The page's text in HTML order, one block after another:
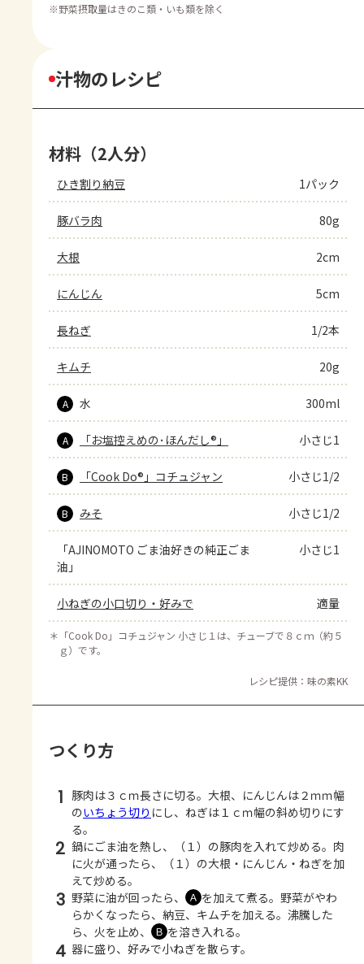
※野菜摂取量はきのこ類・いも類を除く
汁物のレシピ
材料（2人分）
ひき割り納豆 1パック
豚バラ肉 80g
大根 2cm
にんじん 5cm
長ねぎ 1/2本
キムチ 20g
A 水 300ml
A 「お塩控えめの･ほんだし®」 小さじ1
B 「Cook Do®」コチュジャン 小さじ1/2
B みそ 小さじ1/2
「AJINOMOTO ごま油好きの純正ごま
油」
小さじ1
小ねぎの小口切り・好みで 適量
＊ 「Cook Do」コチュジャン 小さじ１は、チューブで８ｃｍ（約５
ｇ）です。
レシピ提供：味の素KK
つくり方
1 豚肉は３ｃｍ長さに切る。大根、にんじんは２ｍｍ幅
のいちょう切り にし、ねぎは１ｃｍ幅の斜め切りにす
る。
2 鍋にごま油を熱し、（１）の豚肉を入れて炒める。肉
に火が通ったら、（１）の大根・にんじん・ねぎを加
えて炒める。
3 野菜に油が回ったら、 Ａ を加えて煮る。野菜がやわ
らかくなったら、納豆、キムチを加える。沸騰した
ら、火を止め、
Ｂ を溶き入れる。
4 器に盛り、好みで小ねぎを散らす。